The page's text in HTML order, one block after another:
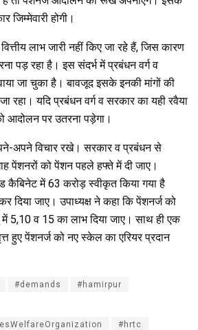
जिम्मेवारी होगी।
लाभ जारी नहीं किए जा रहे हैं, जिस कारण
पड़ रहा है। इस संदर्भ में प्रबंधन वर्ग व
जा चुका है। बावजूद इसके इनकी मांगों की
रहा। यदि प्रबंधन वर्ग व सरकार का यही रवैया
आदोलन पर उतरना पड़ेगा।
अपने विचार रखे। सरकार व प्रबंधन से
पेंशनरों को पेंशन पहले हफ्ते में दी जाए।
में 63 करोड़ स्वीकृत किया गया है
दिया जाए। उपाध्यक्ष ने कहा कि पेंशनर्ज को
5,10 व 15 का लाभ दिया जाए। साथ ही एक
हुए पेंशनर्ज को नए स्केल का एरियर प्रदान
#demands #hamirpur
#hrtc